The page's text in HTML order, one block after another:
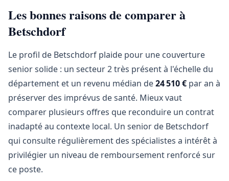
Les bonnes raisons de comparer à
Betschdorf
Le profil de Betschdorf plaide pour une couverture
senior solide : un secteur 2 très présent à l'échelle du
département et un revenu médian de24 510 € par an à
préserver des imprévus de santé. Mieux vaut
comparer plusieurs offres que reconduire un contrat
inadapté au contexte local. Un senior de Betschdorf
qui consulte régulièrement des spécialistes a intérêt à
privilégier un niveau de remboursement renforcé sur
ce poste.